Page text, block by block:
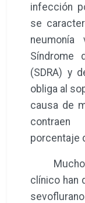
infección
se
Síndrome
(SDRA) y
obliga al
causa de
porcentaje
Muchos
clínico han